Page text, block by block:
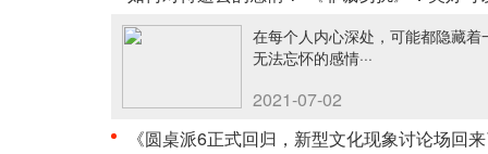
在每个人内心深处，可能都隐藏着
无法忘怀的感情···
2021-07-02
《圆桌派6正式回归，新型文化现象讨论场回